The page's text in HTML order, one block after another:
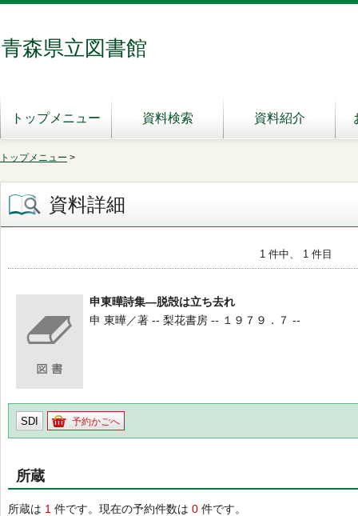
青森県立図書館
トップメニュー 資料検索 資料紹介
トップメニュー >
資料詳細
1 件中、 1 件目
申東曄詩集―脱殻は立ち去れ
申 東曄／著 -- 梨花書房 -- １９７９．７ --
SDI 予約かごへ
所蔵
所蔵は 1 件です。現在の予約件数は 0 件です。